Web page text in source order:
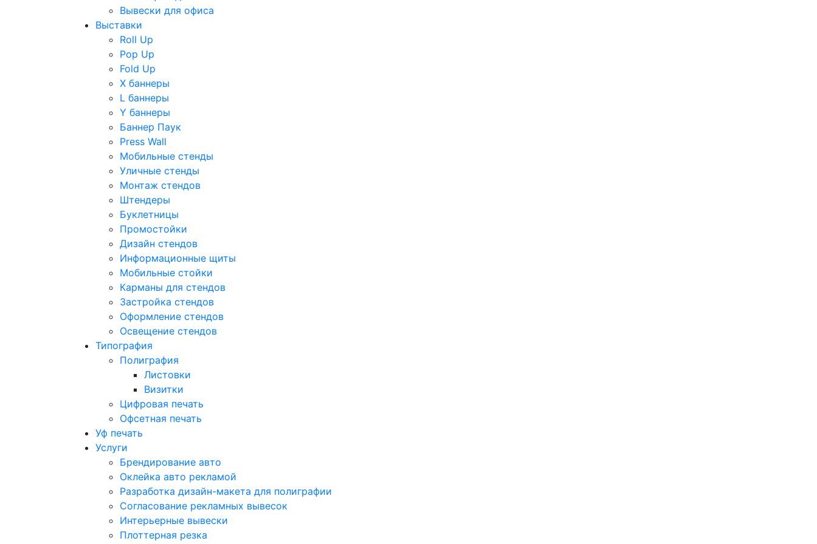
Вывески для офиса
Выставки
Roll Up
Pop Up
Fold Up
Х баннеры
L баннеры
Y баннеры
Баннер Паук
Press Wall
Мобильные стенды
Уличные стенды
Монтаж стендов
Штендеры
Буклетницы
Промостойки
Дизайн стендов
Информационные щиты
Мобильные стойки
Карманы для стендов
Застройка стендов
Оформление стендов
Освещение стендов
Типография
Полиграфия
Листовки
Визитки
Цифровая печать
Офсетная печать
Уф печать
Услуги
Брендирование авто
Оклейка авто рекламой
Разработка дизайн-макета для полиграфии
Согласование рекламных вывесок
Интерьерные вывески
Плоттерная резка